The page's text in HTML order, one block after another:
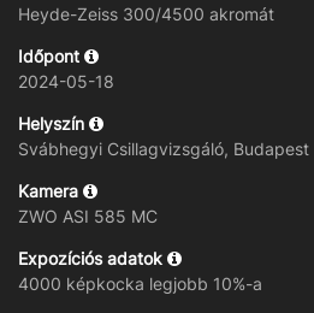
Heyde-Zeiss 300/4500 akromát
Időpont
2024-05-18
Helyszín
Svábhegyi Csillagvizsgáló, Budapest
Kamera
ZWO ASI 585 MC
Expozíciós adatok
4000 képkocka legjobb 10%-a